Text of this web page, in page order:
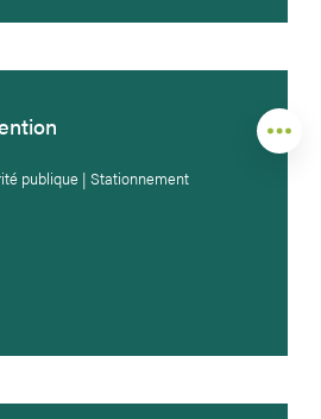
publique | Stationnement